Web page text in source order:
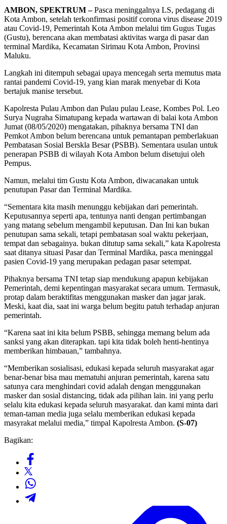
AMBON, SPEKTRUM –Pasca meninggalnya LS, pedagang di
Kota Ambon, setelah terkonfirmasi positif corona virus disease 2019
atau Covid-19, Pemerintah Kota Ambon melalui tim Gugus Tugas
(Gustu), berencana akan membatasi aktivitas warga di pasar dan
terminal Mardika, Kecamatan Sirimau Kota Ambon, Provinsi
Maluku.
Langkah ini ditempuh sebagai upaya mencegah serta memutus mata
rantai pandemi Covid-19, yang kian marak menyebar di Kota
bertajuk manise tersebut.
Kapolresta Pulau Ambon dan Pulau pulau Lease, Kombes Pol. Leo
Surya Nugraha Simatupang kepada wartawan di balai kota Ambon
Jumat (08/05/2020) mengatakan, pihaknya bersama TNI dan
Pemkot Ambon belum berencana untuk pemantapan pemberlakuan
Pembatasan Sosial Berskla Besar (PSBB). Sementara usulan untuk
penerapan PSBB di wilayah Kota Ambon belum disetujui oleh
Pempus.
Namun, melalui tim Gustu Kota Ambon, diwacanakan untuk
penutupan Pasar dan Terminal Mardika.
“Sementara kita masih menunggu kebijakan dari pemerintah.
Keputusannya seperti apa, tentunya nanti dengan pertimbangan
yang matang sebelum mengambil keputusan. Dan Ini kan bukan
penutupan sama sekali, tetapi pembatasan soal waktu pekerjaan,
tempat dan sebagainya. bukan ditutup sama sekali,” kata Kapolresta
saat ditanya situasi Pasar dan Terminal Mardika, pasca meninggal
pasien Covid-19 yang merupakan pedagan pasar setempat.
Pihaknya bersama TNI tetap siap mendukung apapun kebijakan
Pemerintah, demi kepentingan masyarakat secara umum. Termasuk,
protap dalam beraktifitas menggunakan masker dan jagar jarak.
Meski, kaat dia, saat ini warga belum begitu patuh terhadap anjuran
pemerintah.
“Karena saat ini kita belum PSBB, sehingga memang belum ada
sanksi yang akan diterapkan. tapi kita tidak boleh henti-hentinya
memberikan himbauan,” tambahnya.
“Memberikan sosialisasi, edukasi kepada seluruh masyarakat agar
benar-benar bisa mau mematuhi anjuran pemerintah, karena satu
satunya cara menghindari covid adalah dengan menggunakan
masker dan sosial distancing, tidak ada pilihan lain. ini yang perlu
selalu kita edukasi kepada seluruh masyarakat. dan kami minta dari
teman-taman media juga selalu memberikan edukasi kepada
masyrakat melalui media,” timpal Kapolresta Ambon. (S-07)
Bagikan: